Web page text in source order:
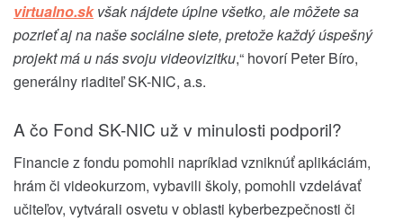
virtualno.skvšak nájdete úplne všetko, ale môžete sa
pozrieť aj na naše sociálne siete, pretože každý úspešný
projekt má u nás svoju videovizitku,“ hovorí Peter Bíro,
generálny riaditeľ SK-NIC, a.s.
A čo Fond SK-NIC už v minulosti podporil?
Financie z fondu pomohli napríklad vzniknúť aplikáciám,
hrám či videokurzom, vybavili školy, pomohli vzdelávať
učiteľov, vytvárali osvetu v oblasti kyberbezpečnosti či